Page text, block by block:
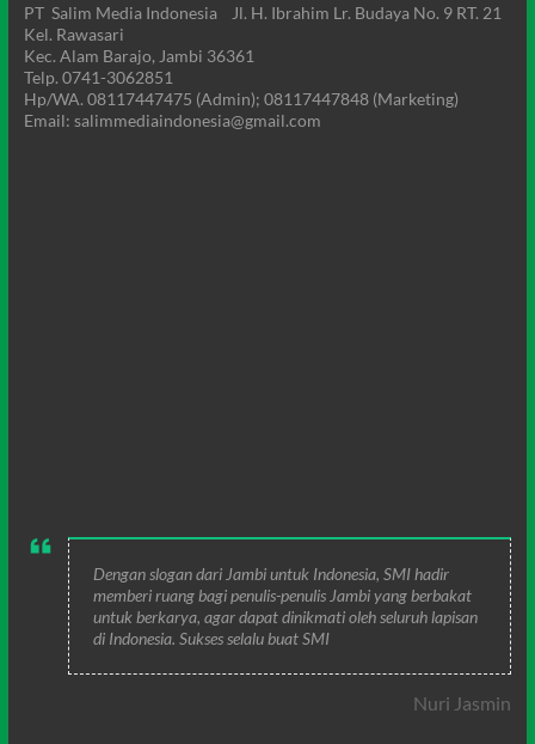
PT Salim Media Indonesia Jl. H. Ibrahim Lr. Budaya No. 9 RT. 21
Kel. Rawasari
Kec. Alam Barajo, Jambi 36361
Telp. 0741-3062851
Hp/WA. 08117447475 (Admin); 08117447848 (Marketing)
Email: salimmediaindonesia@gmail.com
Dengan slogan dari Jambi untuk Indonesia, SMI hadir
memberi ruang bagi penulis-penulis Jambi yang berbakat
untuk berkarya, agar dapat dinikmati oleh seluruh lapisan
di Indonesia. Sukses selalu buat SMI
Nuri Jasmin